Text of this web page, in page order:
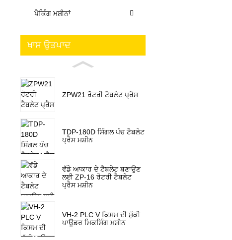
ਪੈਕਿੰਗ ਮਸ਼ੀਨਾਂ
ਖਾਸ ਉਤਪਾਦ
ZPW21 ਰੋਟਰੀ ਟੈਬਲੇਟ ਪ੍ਰੈਸ
TDP-180D ਸਿੰਗਲ ਪੰਚ ਟੈਬਲੇਟ
ਪ੍ਰੈਸ ਮਸ਼ੀਨ
ਵੱਡੇ ਆਕਾਰ ਦੇ ਟੈਬਲੇਟ ਬਣਾਉਣ
ਲਈ ZP-16 ਰੋਟਰੀ ਟੈਬਲੇਟ
ਪ੍ਰੈਸ ਮਸ਼ੀਨ
VH-2 PLC V ਕਿਸਮ ਦੀ ਸੁੱਕੀ
ਪਾਊਡਰ ਮਿਕਸਿੰਗ ਮਸ਼ੀਨ